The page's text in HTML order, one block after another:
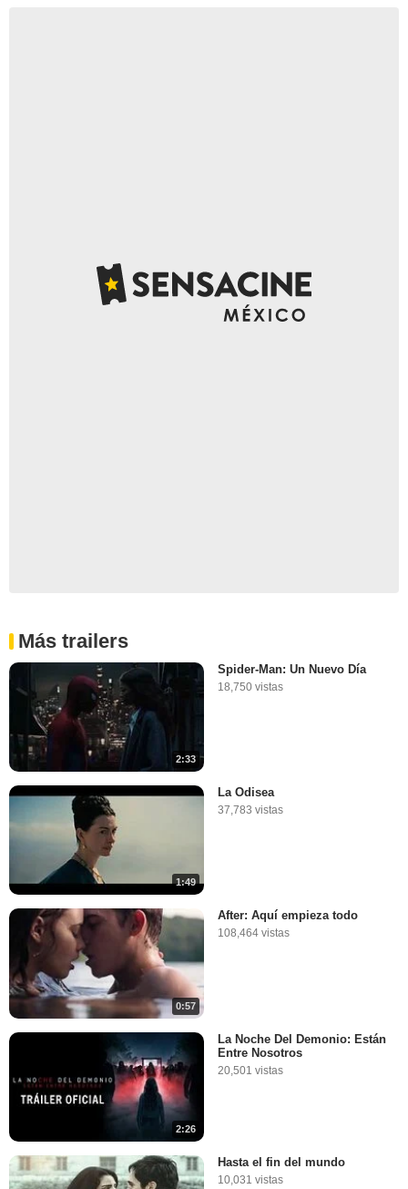
Más trailers
2:33
Spider-Man: Un Nuevo Día
18,750 vistas
1:49
La Odisea
37,783 vistas
0:57
After: Aquí empieza todo
108,464 vistas
2:26
La Noche Del Demonio: Están
Entre Nosotros
20,501 vistas
Hasta el fin del mundo
10,031 vistas